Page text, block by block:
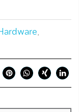
,